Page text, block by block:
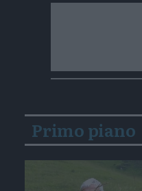
Primo piano